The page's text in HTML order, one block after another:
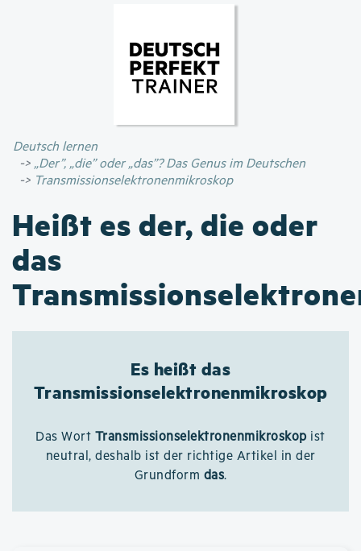
Inhalt
Deutsch lernen
„Der”, „die” oder „das”? Das Genus im Deutschen
Transmissionselektronenmikroskop
Heißt es der, die oder
das
Es heißt das
Transmissionselektronenmikroskop
Das Wort Transmissionselektronenmikroskop ist
neutral, deshalb ist der richtige Artikel in der
Grundform das.